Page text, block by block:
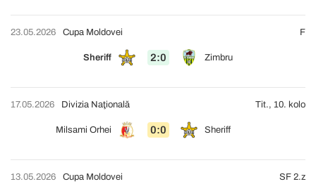
23.05.2026
Sheriff 2:0 Zimbru
Cupa Moldovei F
17.05.2026
Milsami Orhei 0:0 Sheriff
Divizia Naţională Tit., 10. kolo
13.05.2026 Cupa Moldovei SF 2.z